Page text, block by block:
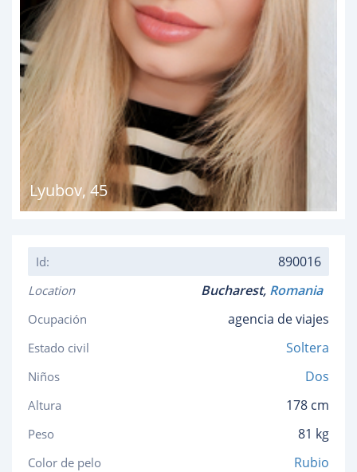
Lyubov,45
Id: 890016
Location Bucharest, Romania
Ocupación agencia de viajes
Estado civil Soltera
Niños Dos
Altura 178 cm
Peso 81 kg
Color de pelo Rubio